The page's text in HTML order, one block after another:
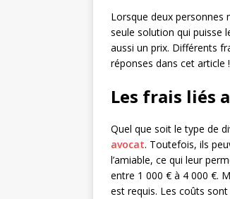
Lorsque deux personnes
seule solution qui puisse
aussi un prix. Différents
réponses dans cet article !
Les frais liés
Quel que soit le type de
avocat. Toutefois, ils
l’amiable, ce qui leur
entre 1 000 € à 4 000 €.
est requis. Les coûts